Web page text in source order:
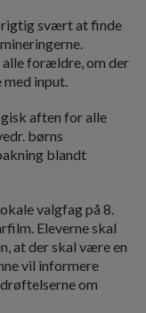
rigtig svært at finde
alle forældre, om der
input.
aften for alle
børns
blandt
valgfag på 8.
Eleverne skal
at der skal være en
vil informere
om